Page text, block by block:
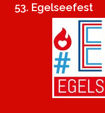
53. Egelseefest